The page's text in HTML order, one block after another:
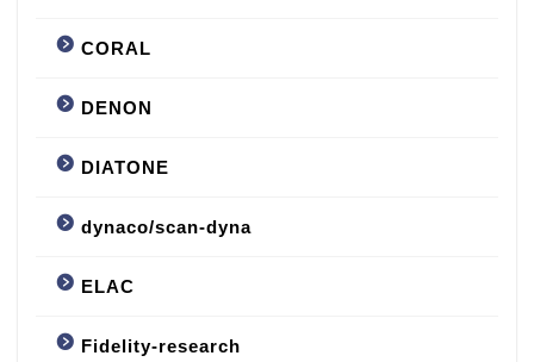
CORAL
DENON
DIATONE
dynaco/scan-dyna
ELAC
Fidelity-research